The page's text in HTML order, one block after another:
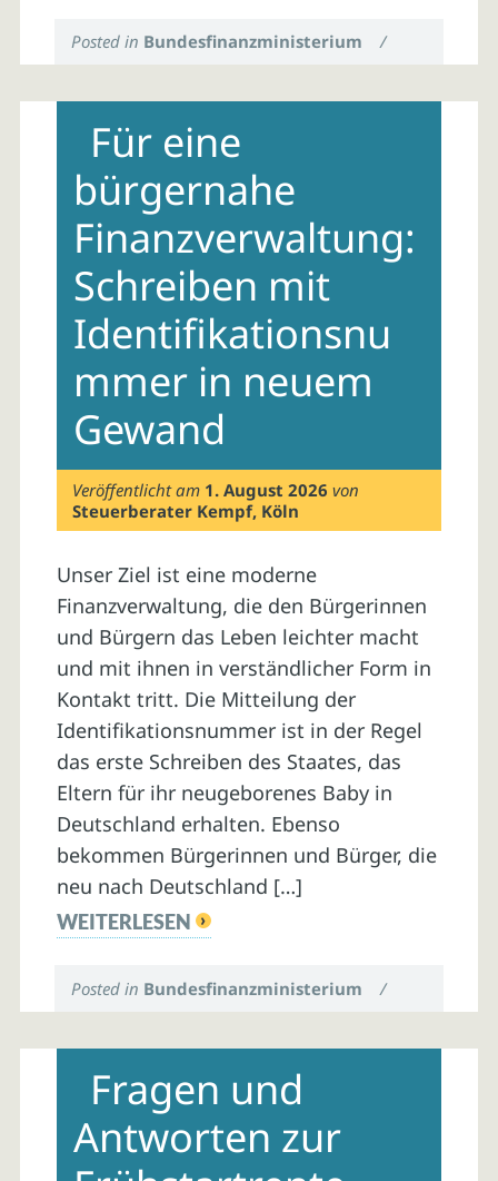
Posted in Bundesfinanzministerium /
Für eine
bürgernahe
Finanzverwaltung:
Schreiben mit
Identifikationsnu
mmer in neuem
Gewand
Veröffentlicht am 1. August 2026 von
Steuerberater Kempf, Köln
Unser Ziel ist eine moderne
Finanzverwaltung, die den Bürgerinnen
und Bürgern das Leben leichter macht
und mit ihnen in verständlicher Form in
Kontakt tritt. Die Mitteilung der
Identifikationsnummer ist in der Regel
das erste Schreiben des Staates, das
Eltern für ihr neugeborenes Baby in
Deutschland erhalten. Ebenso
bekommen Bürgerinnen und Bürger, die
neu nach Deutschland […]
WEITERLESEN
Posted in Bundesfinanzministerium /
Fragen und
Antworten zur